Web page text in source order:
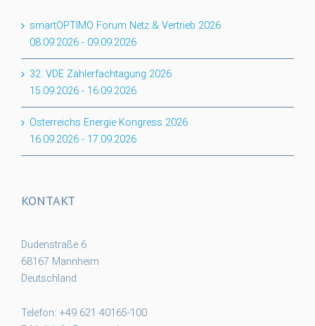
smartOPTIMO Forum Netz & Vertrieb 2026
08.09.2026 - 09.09.2026
32. VDE Zählerfachtagung 2026
15.09.2026 - 16.09.2026
Österreichs Energie Kongress 2026
16.09.2026 - 17.09.2026
KONTAKT
Dudenstraße 6
68167 Mannheim
Deutschland
Telefon: +49 621 40165-100